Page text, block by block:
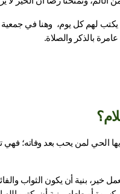
بالذكر والصلاة.